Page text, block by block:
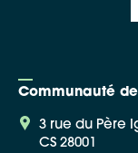
Communauté
3 rue du Père
CS 28001